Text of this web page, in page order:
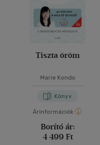
Tiszta öröm
Marie Kondo
Könyv
Árinformációk
Borító ár:
4 499 Ft